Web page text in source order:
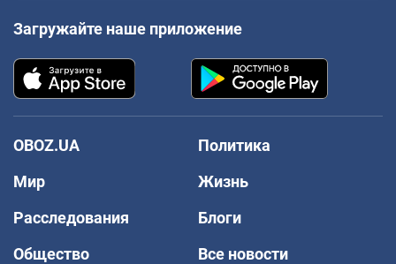
Загружайте наше приложение
OBOZ.UA
Политика
Мир
Жизнь
Расследования
Блоги
Общество
Все новости